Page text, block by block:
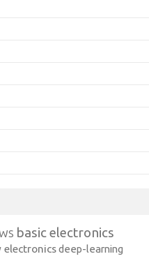
basic electronics
electronicsdeep-learning